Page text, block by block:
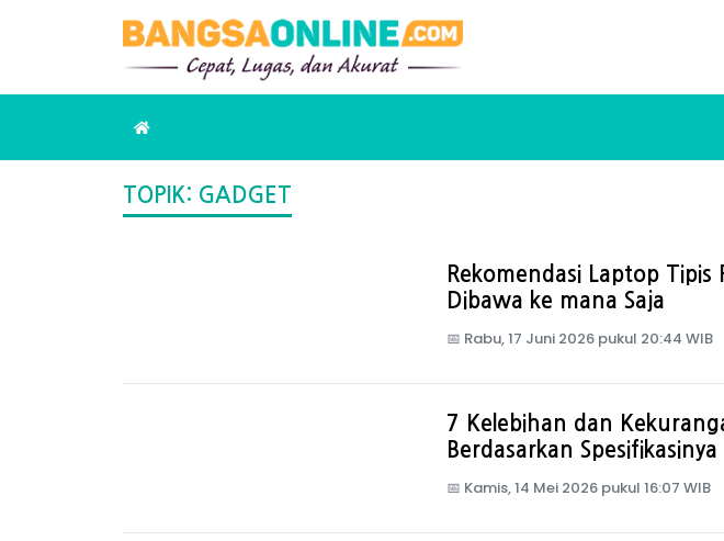
TOPIK: GADGET
Rekomendasi Laptop
Dibawa ke mana Saja
📅 Rabu, 17 Juni 2026 pukul 20:44 WIB
7 Kelebihan dan
Berdasarkan Spesifikasinya
📅 Kamis, 14 Mei 2026 pukul 16:07 WIB